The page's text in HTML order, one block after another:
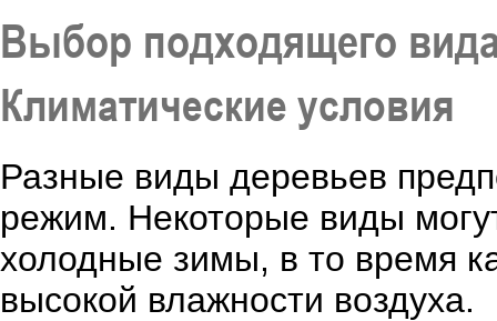
Выбор подходящего
Климатические условия
Разные виды деревьев
режим. Некоторые виды
холодные зимы, в то время
высокой влажности воздуха.